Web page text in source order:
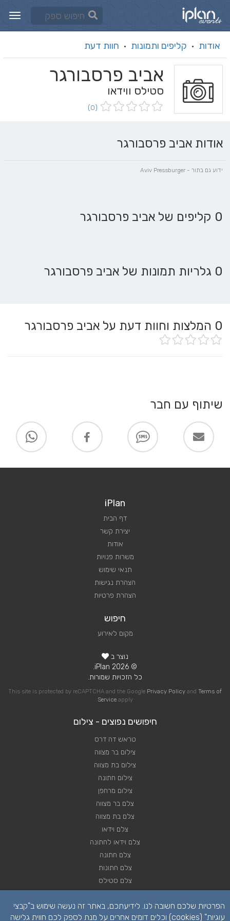
אודות · קליפים ותמונות · חוות דעת
אביב פרסבורגר
סטילס ווידאו
(0)
אודות אביב פרסבורגר
ידוע גם בתור - Aviv Pressburger
0 קליפים של אביב פרסבורגר
0 גלריות תמונות של אביב פרסבורגר
0 המלצות וחוות דעת על אביב פרסבורגר
שיתוף עם חבר
iPlan
דף הבית
יצירת קשר
אודות
משרות פנויות
תנאי שימוש
הצהרת נגישות
הצהרת פרטיות
חיפוש
מקום לאירוע
נוצר ב
© 2026 iPlan.
כל הזכויות שמורות.
This site is protected by reCAPTCHA and the Google Privacy Policy and Terms of
Serviceapply
חיפושים נפוצים - צילום
טראש דה דרס
צילום בר מצווה
צילום בת מצווה
צילום חתונה
צילום מרחפן
צלם בר מצווה
צלם בת מצווה
צלם וידאו
צלם וידאו לחתונה
צלם חתונה
צלם חתונות
צלם סטילס
רחפן לחתונה
הפרטיות שלכם חשובה לנו. לידיעתכם, באתר זה נעשה שימוש ב"קבצי
עוגיות" (cookies) וכלים דומים אחרים על מנת לספק לכם חווית גלישה